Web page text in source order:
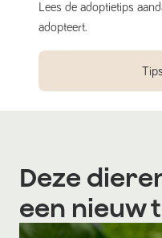
Lees de adoptietips
adopteert.
Deze
een nieuw